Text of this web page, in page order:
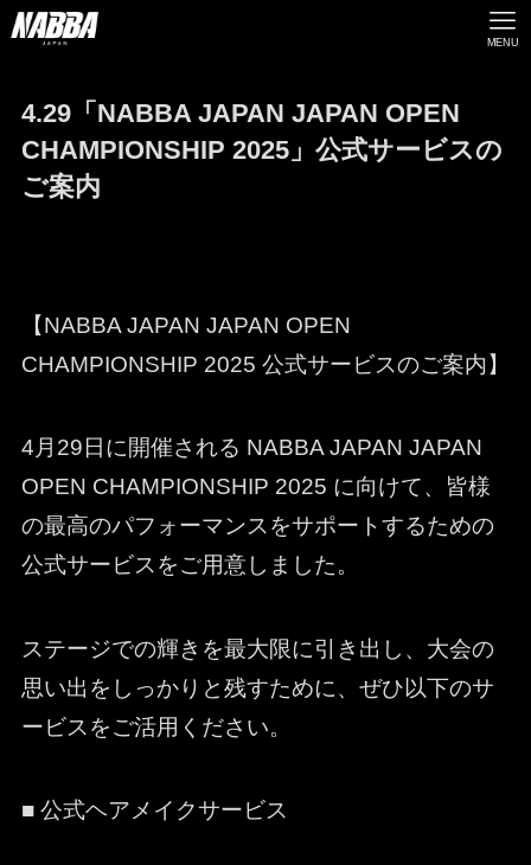
MENU
4.29「NABBA JAPAN JAPAN OPEN
CHAMPIONSHIP 2025」公式サービスの
ご案内
【NABBA JAPAN JAPAN OPEN
CHAMPIONSHIP 2025 公式サービスのご案内】
4月29日に開催される NABBA JAPAN JAPAN
OPEN CHAMPIONSHIP 2025 に向けて、皆様
の最高のパフォーマンスをサポートするための
公式サービスをご用意しました。
ステージでの輝きを最大限に引き出し、大会の
思い出をしっかりと残すために、ぜひ以下のサ
ービスをご活用ください。
■ 公式ヘアメイクサービス